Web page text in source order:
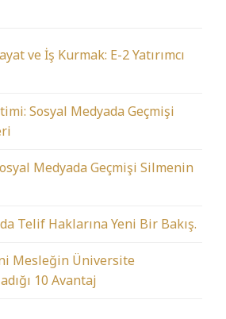
ve İş Kurmak: E-2 Yatırımcı
Sosyal Medyada Geçmişi
Medyada Geçmişi Silmenin
Telif Haklarına Yeni Bir Bakış.
Mesleğin Üniversite
10 Avantaj